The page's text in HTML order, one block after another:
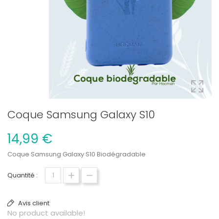
Coque Samsung Galaxy S10
14,99 €
Coque Samsung Galaxy S10 Biodégradable
Quantité :
Avis client
No product available!